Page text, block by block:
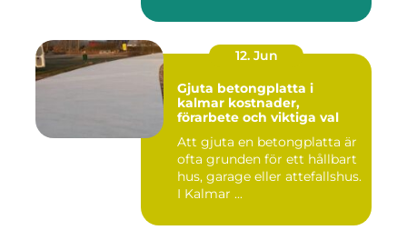
12. Jun
Gjuta betongplatta i
kalmar kostnader,
förarbete och viktiga val
Att gjuta en betongplatta är
ofta grunden för ett hållbart
hus, garage eller attefallshus.
I Kalmar ...